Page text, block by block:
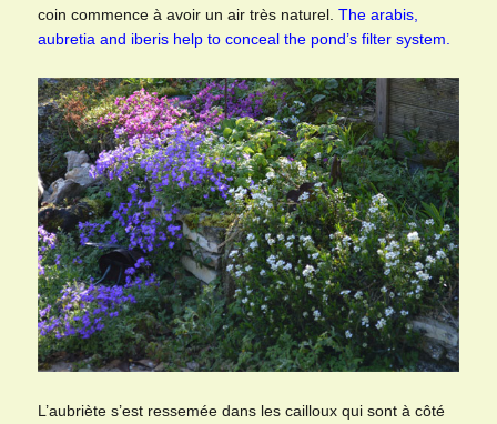
coin commence à avoir un air très naturel.The arabis,
aubretia and iberis help to conceal the pond’s filter system.
L’aubriète s’est ressemée dans les cailloux qui sont à côté